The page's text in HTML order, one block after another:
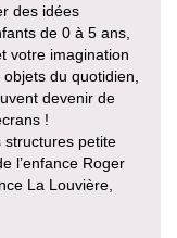
des idées
de 0 à 5 ans,
votre imagination
du quotidien,
devenir de
!
structures petite
l’enfance Roger
La Louvière,